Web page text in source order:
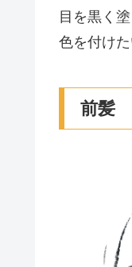
目を黒く
色を付け
前髪